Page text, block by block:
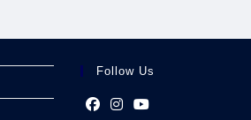
Follow Us